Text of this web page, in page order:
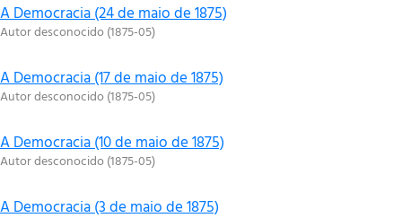
A Democracia (24 de maio de 1875)
Autor desconocido(1875-05)
A Democracia (17 de maio de 1875)
Autor desconocido(1875-05)
A Democracia (10 de maio de 1875)
Autor desconocido(1875-05)
A Democracia (3 de maio de 1875)